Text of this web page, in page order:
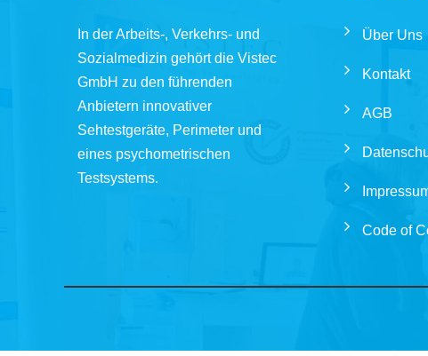
In der Arbeits-, Verkehrs- und
Sozialmedizin gehört die Vistec
GmbH zu den führenden
Anbietern innovativer
Sehtestgeräte, Perimeter und
eines psychometrischen
Testsystems.
Über Uns
Kontakt
AGB
Code of